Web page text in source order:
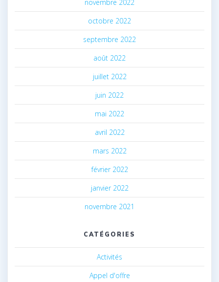
novembre 2022
octobre 2022
septembre 2022
août 2022
juillet 2022
juin 2022
mai 2022
avril 2022
mars 2022
février 2022
janvier 2022
novembre 2021
CATÉGORIES
Activités
Appel d'offre